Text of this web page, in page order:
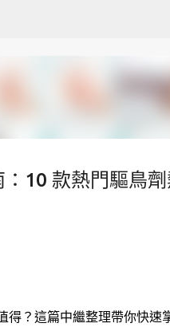
10 款熱門驅鳥
得？這篇中繼整理帶你快